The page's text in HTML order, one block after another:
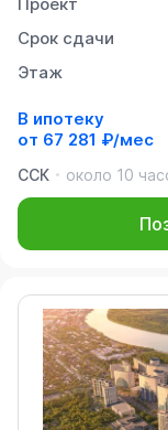
Проект
Срок сдачи
Этаж
В ипотеку
от 67 281 ₽/мес
ССК
около 10